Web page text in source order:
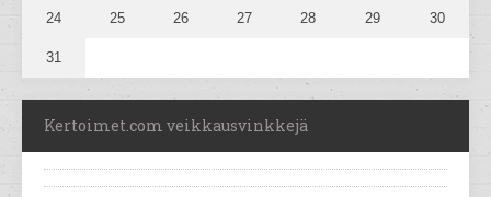
24 25 26 27 28 29 30
31
Kertoimet.com veikkausvinkkejä